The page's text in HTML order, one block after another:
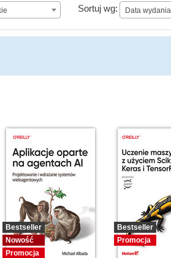
Sortuj wg: Data wydania
Data wydania
Bestseller
Nowość
Promocja
Bestseller
Promocja